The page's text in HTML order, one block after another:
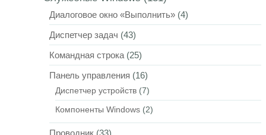
Диалоговое окно «Выполнить» (4)
Диспетчер задач (43)
Командная строка (25)
Панель управления (16)
Диспетчер устройств (7)
Компоненты Windows (2)
Проводник (33)